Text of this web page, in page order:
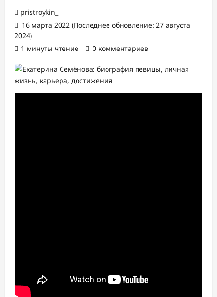
pristroykin_
16 марта 2022 (Последнее обновление: 27 августа
2024)
1 минуты чтение
0 комментариев